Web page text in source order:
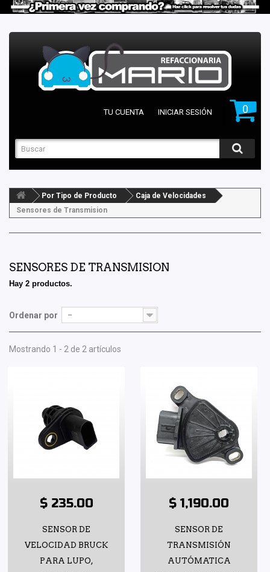
0
TU CUENTA INICIAR SESIÓN
Por Tipo de Producto
Caja de Velocidades
Sensores de Transmision
SENSORES DE TRANSMISION
Hay 2 productos.
Ordenar por --
Mostrando 1 - 2 de 2 artículos
$ 235.00
SENSOR DE
VELOCIDAD BRUCK
PARA LUPO,
$ 1,190.00
SENSOR DE
TRANSMISIÓN
AUTÓMATICA